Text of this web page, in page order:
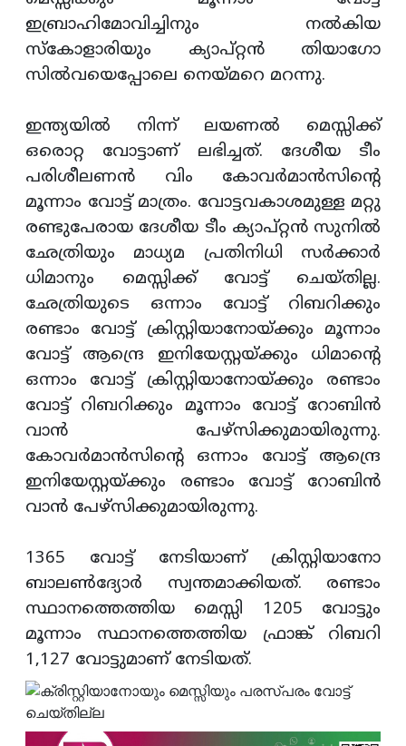
ഇബ്രാഹിമോവിച്ചിനും നല്‍കിയ
സ്‌കോളാരിയും ക്യാപ്റ്റന്‍ തിയാഗോ
സില്‍വയെപ്പോലെ നെയ്മറെ മറന്നു.
ഇന്ത്യയില്‍ നിന്ന് ലയണല്‍ മെസ്സിക്ക്
ഒരൊറ്റ വോട്ടാണ് ലഭിച്ചത്. ദേശീയ ടീം
പരിശീലണന്‍ വിം കോവര്‍മാന്‍സിന്റെ
മൂന്നാം വോട്ട് മാത്രം. വോട്ടവകാശമുള്ള മറ്റു
രണ്ടുപേരായ ദേശീയ ടീം ക്യാപ്റ്റന്‍ സുനില്‍
ഛേത്രിയും മാധ്യമ പ്രതിനിധി സര്‍ക്കാര്‍
ധിമാനും മെസ്സിക്ക് വോട്ട് ചെയ്തില്ല.
ഛേത്രിയുടെ ഒന്നാം വോട്ട് റിബറിക്കും
രണ്ടാം വോട്ട് ക്രിസ്റ്റിയാനോയ്ക്കും മൂന്നാം
വോട്ട് ആന്ദ്രെ ഇനിയേസ്റ്റയ്ക്കും ധിമാന്റെ
ഒന്നാം വോട്ട് ക്രിസ്റ്റിയാനോയ്ക്കും രണ്ടാം
വോട്ട് റിബറിക്കും മൂന്നാം വോട്ട് റോബിന്‍
വാന്‍ പേഴ്‌സിക്കുമായിരുന്നു.
കോവര്‍മാന്‍സിന്റെ ഒന്നാം വോട്ട് ആന്ദ്രെ
ഇനിയേസ്റ്റയ്ക്കും രണ്ടാം വോട്ട് റോബിന്‍
വാന്‍ പേഴ്‌സിക്കുമായിരുന്നു.
1365 വോട്ട് നേടിയാണ് ക്രിസ്റ്റിയാനോ
ബാലണ്‍ദ്യോര്‍ സ്വന്തമാക്കിയത്. രണ്ടാം
സ്ഥാനത്തെത്തിയ മെസ്സി 1205 വോട്ടും
മൂന്നാം സ്ഥാനത്തെത്തിയ ഫ്രാങ്ക് റിബറി
1,127 വോട്ടുമാണ് നേടിയത്.